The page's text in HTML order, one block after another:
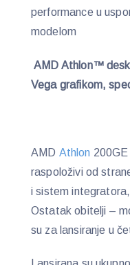
performance u
modelom
AMD Athlon™
Vega grafikom,
AMD Athlon
raspoloživi od
i sistem
Ostatak obitelji –
su za lansiranje u